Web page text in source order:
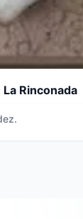
Rinconada